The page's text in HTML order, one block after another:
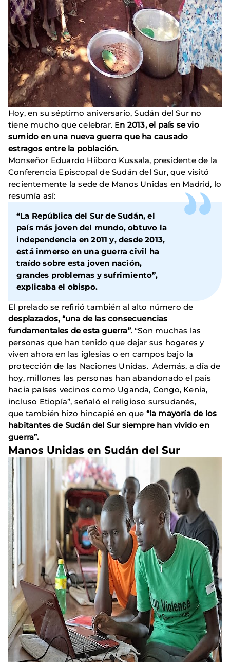
Hoy, en su séptimo aniversario, Sudán del Sur no
tiene mucho que celebrar. En 2013, el país se vio
sumido en una nueva guerra que ha causado
estragos entre la población.
Monseñor Eduardo Hiiboro Kussala, presidente de la
Conferencia Episcopal de Sudán del Sur, que visitó
recientemente la sede de Manos Unidas en Madrid, lo
resumía así:
“La República del Sur de Sudán, el
país más joven del mundo, obtuvo la
independencia en 2011 y, desde 2013,
está inmerso en una guerra civil ha
traído sobre esta joven nación,
grandes problemas y sufrimiento”,
explicaba el obispo.
El prelado se refirió también al alto número de
desplazados, “una de las consecuencias
fundamentales de esta guerra”. “Son muchas las
personas que han tenido que dejar sus hogares y
viven ahora en las iglesias o en campos bajo la
protección de las Naciones Unidas. Además, a día de
hoy, millones las personas han abandonado el país
hacia países vecinos como Uganda, Congo, Kenia,
incluso Etiopía”, señaló el religioso sursudanés,
que también hizo hincapié en que “la mayoría de los
habitantes de Sudán del Sur siempre han vivido en
guerra”.
Manos Unidas en Sudán del Sur